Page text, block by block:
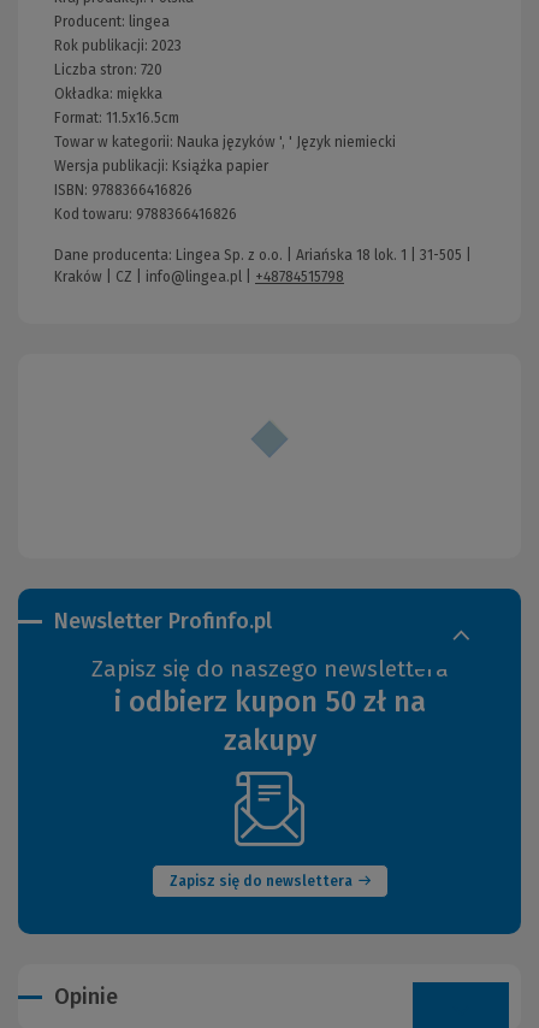
Producent: lingea
Rok publikacji: 2023
Liczba stron: 720
Okładka: miękka
Format: 11.5x16.5cm
Towar w kategorii: Nauka języków ', '
Język niemiecki
Wersja publikacji: Książka papier
ISBN: 9788366416826
Kod towaru: 9788366416826
Dane producenta: Lingea Sp. z o.o. | Ariańska 18 lok. 1 | 31-505 |
Kraków | CZ | info@lingea.pl +48784515798
Newsletter Profinfo.pl
Zapisz się do naszego newslettera
i odbierz kupon 50 zł na
zakupy
Zapisz się do newslettera
(Nowe
okno)
Opinie